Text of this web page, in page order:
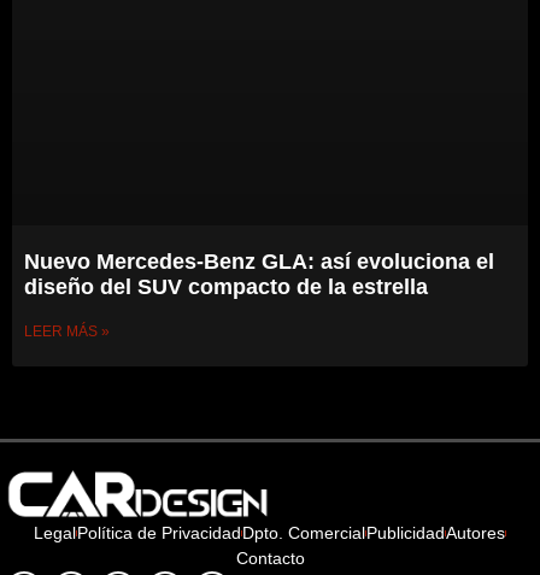
Nuevo Mercedes-Benz GLA: así evoluciona el
diseño del SUV compacto de la estrella
LEER MÁS »
LegalPolítica de PrivacidadDpto. ComercialPublicidadAutores
Contacto